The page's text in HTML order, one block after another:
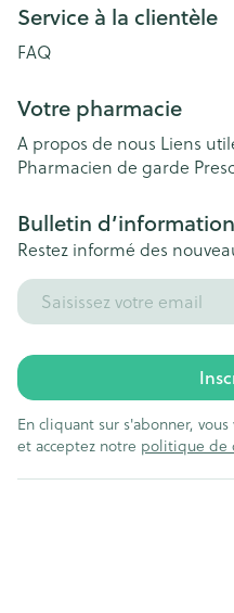
Service à la clientèle
FAQ
Votre pharmacie
A propos de nous Liens
Pharmacien de garde
Bulletin d’information
Restez informé des
Adresse mail
En cliquant sur s'abonner,
et acceptez notre politique de